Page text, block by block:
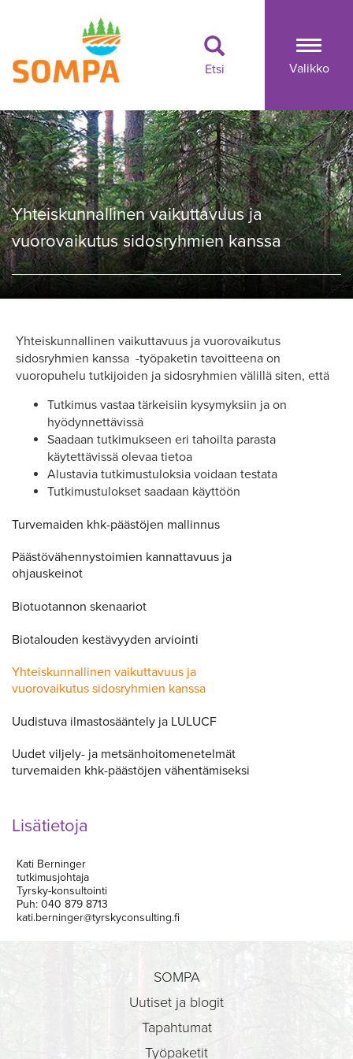
Etsi Valikko
Yhteiskunnallinen vaikuttavuus ja
vuorovaikutus sidosryhmien kanssa
Yhteiskunnallinen vaikuttavuus ja vuorovaikutus
sidosryhmien kanssa -työpaketin tavoitteena on
vuoropuhelu tutkijoiden ja sidosryhmien välillä siten, että
Tutkimus vastaa tärkeisiin kysymyksiin ja on
hyödynnettävissä
Saadaan tutkimukseen eri tahoilta parasta
käytettävissä olevaa tietoa
Alustavia tutkimustuloksia voidaan testata
Tutkimustulokset saadaan käyttöön
Turvemaiden khk-päästöjen mallinnus
Päästövähennystoimien kannattavuus ja
ohjauskeinot
Biotuotannon skenaariot
Biotalouden kestävyyden arviointi
Yhteiskunnallinen vaikuttavuus ja
vuorovaikutus sidosryhmien kanssa
Uudistuva ilmastosääntely ja LULUCF
Uudet viljely- ja metsänhoitomenetelmät
turvemaiden khk-päästöjen vähentämiseksi
Lisätietoja
Kati Berninger
tutkimusjohtaja
Tyrsky-konsultointi
Puh: 040 879 8713
kati.berninger@tyrskyconsulting.fi
SOMPA
Uutiset ja blogit
Tapahtumat
Työpaketit